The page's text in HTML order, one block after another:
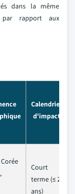
dans la même
par rapport aux
Calendrier
d'impact
Court
terme (≤ 2
ans)